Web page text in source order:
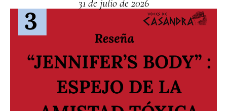
31 de julio de 2026